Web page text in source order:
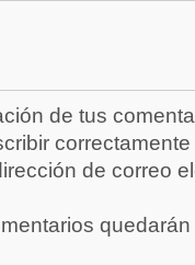
de tus
de correo